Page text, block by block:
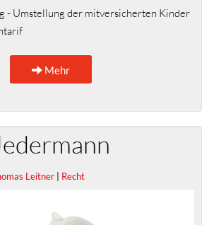
- Umstellung der mitversicherten Kinder
Mehr
Leitner | Recht